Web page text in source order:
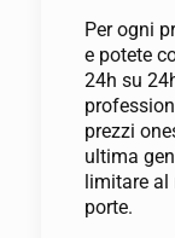
Per ogni
e potete
24h su
prezzi
ultima
limitare al
porte.